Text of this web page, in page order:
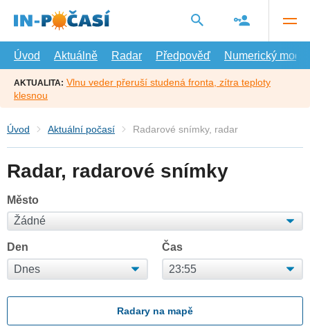
hlavní
Úvod
Aktuálně Radar Předpověď Numerický model
AKTUALITA: Vlnu veder přeruší studená fronta, zítra teploty
klesnou
Úvod Aktuální počasí Radarové snímky, radar
Radar, radarové snímky
Město
Den Čas
Radary na mapě